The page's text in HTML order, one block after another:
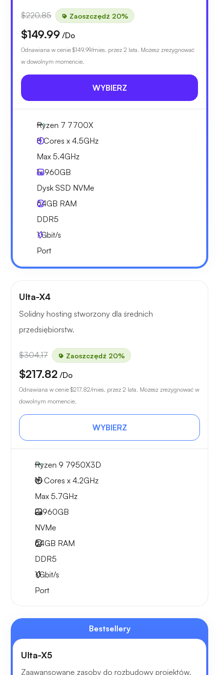
$220.85 Zaoszczędź 20%
$149.99 /Do
Odnawiana w cenie $149.99/mies. przez 2 lata. Możesz zrezygnować
w dowolnym momencie.
WYBIERZ
Ryzen 7 7700X
8 Cores x 4.5GHz
Max 5.4GHz
1x960GB
Dysk SSD NVMe
64GB RAM
DDR5
1Gbit/s
Port
Ulta-X4
Solidny hosting stworzony dla średnich
przedsiębiorstw.
$304.17 Zaoszczędź 20%
$217.82 /Do
Odnawiana w cenie $217.82/mies. przez 2 lata. Możesz zrezygnować w
dowolnym momencie.
WYBIERZ
Ryzen 9 7950X3D
16 Cores x 4.2GHz
Max 5.7GHz
2x960GB
NVMe
64GB RAM
DDR5
1Gbit/s
Port
Bestsellery
Ulta-X5
Zaawansowane zasoby do rozbudowy projektów.